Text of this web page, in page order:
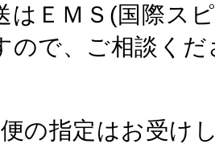
はＥＭＳ(国際ス
ので、ご相談くだ
の指定はお受け